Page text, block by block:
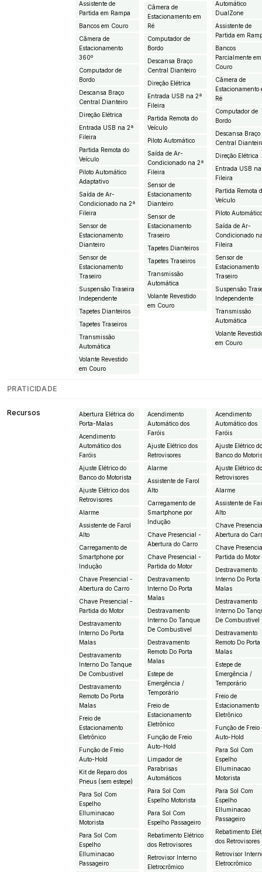
Assistente de
Partida em Rampa
Bancos em Couro
Câmera de
Estacionamento
360º
Computador de
Bordo
Descansa Braço
Central Dianteiro
Direção Elétrica
Entrada USB na 2ª
Fileira
Partida Remota do
Veículo
Piloto Automático
Adaptativo
Saída de Ar-
Condicionado na 2ª
Fileira
Sensor de
Estacionamento
Dianteiro
Sensor de
Estacionamento
Traseiro
Suspensão Traseira
Independente
Tapetes Dianteiros
Tapetes Traseiros
Transmissão
Automática
Volante Revestido
em Couro
Câmera de
Estacionamento em
Ré
Computador de
Bordo
Descansa Braço
Central Dianteiro
Direção Elétrica
Entrada USB na 2ª
Fileira
Partida Remota do
Veículo
Piloto Automático
Saída de Ar-
Condicionado na 2ª
Fileira
Sensor de
Estacionamento
Dianteiro
Sensor de
Estacionamento
Traseiro
Tapetes Dianteiros
Tapetes Traseiros
Transmissão
Automática
Volante Revestido
em Couro
Automático
DualZone
Assistente de
Partida em
Bancos
Parcialmente em
Couro
Câmera de
Estacionamento
Ré
Computador de
Bordo
Descansa Braço
Central
Direção Elétrica
Entrada USB
Fileira
Partida Remota
Veículo
Piloto
Saída de Ar-
Condicionado
Fileira
Sensor de
Estacionamento
Traseiro
Suspensão
Independente
Transmissão
Automática
Volante
em Couro
PRATICIDADE
Recursos
Abertura Elétrica do
Porta-Malas
Acendimento
Automático dos
Faróis
Ajuste Elétrico do
Banco do Motorista
Ajuste Elétrico dos
Retrovisores
Alarme
Assistente de Farol
Alto
Carregamento de
Smartphone por
Indução
Chave Presencial -
Abertura do Carro
Chave Presencial -
Partida do Motor
Destravamento
Interno Do Porta
Malas
Destravamento
Interno Do Tanque
De Combustivel
Destravamento
Remoto Do Porta
Malas
Freio de
Estacionamento
Eletrônico
Função de Freio
Auto-Hold
Kit de Reparo dos
Pneus (sem estepe)
Para Sol Com
Espelho
EIluminacao
Motorista
Para Sol Com
Espelho
EIluminacao
Passageiro
Acendimento
Automático dos
Faróis
Ajuste Elétrico dos
Retrovisores
Alarme
Assistente de Farol
Alto
Carregamento de
Smartphone por
Indução
Chave Presencial -
Abertura do Carro
Chave Presencial -
Partida do Motor
Destravamento
Interno Do Porta
Malas
Destravamento
Interno Do Tanque
De Combustivel
Destravamento
Remoto Do Porta
Malas
Estepe de
Emergência /
Temporário
Freio de
Estacionamento
Eletrônico
Função de Freio
Auto-Hold
Limpador de
Parabrisas
Automáticos
Para Sol Com
Espelho Motorista
Para Sol Com
Espelho Passageiro
Rebatimento Elétrico
dos Retrovisores
Retrovisor Interno
Eletrocrômico
Acendimento
Automático dos
Faróis
Ajuste Elétrico
Banco do
Ajuste Elétrico
Retrovisores
Alarme
Assistente de
Alto
Chave
Abertura do
Chave
Partida do Motor
Destravamento
Interno Do Porta
Malas
Destravamento
Interno Do
De Combustivel
Destravamento
Remoto Do Porta
Malas
Estepe de
Emergência /
Temporário
Freio de
Estacionamento
Eletrônico
Função de Freio
Auto-Hold
Para Sol Com
Espelho
EIluminacao
Motorista
Para Sol Com
Espelho
EIluminacao
Passageiro
Rebatimento
dos Retrovisores
Retrovisor
Eletrocrômico